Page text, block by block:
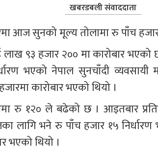
खबरडबली संवाददाता
आज सुनको मूल्य तोलामा रु पाँच
लाख ९३ हजार २०० मा कारोबार
भएको नेपाल सुनचाँदी
कारोबार भएको थियो ।
रु १२० ले बढेको छ । आइतबार
लागि भने रु पाँच हजार १५ निर्धारण
भएको थियो ।